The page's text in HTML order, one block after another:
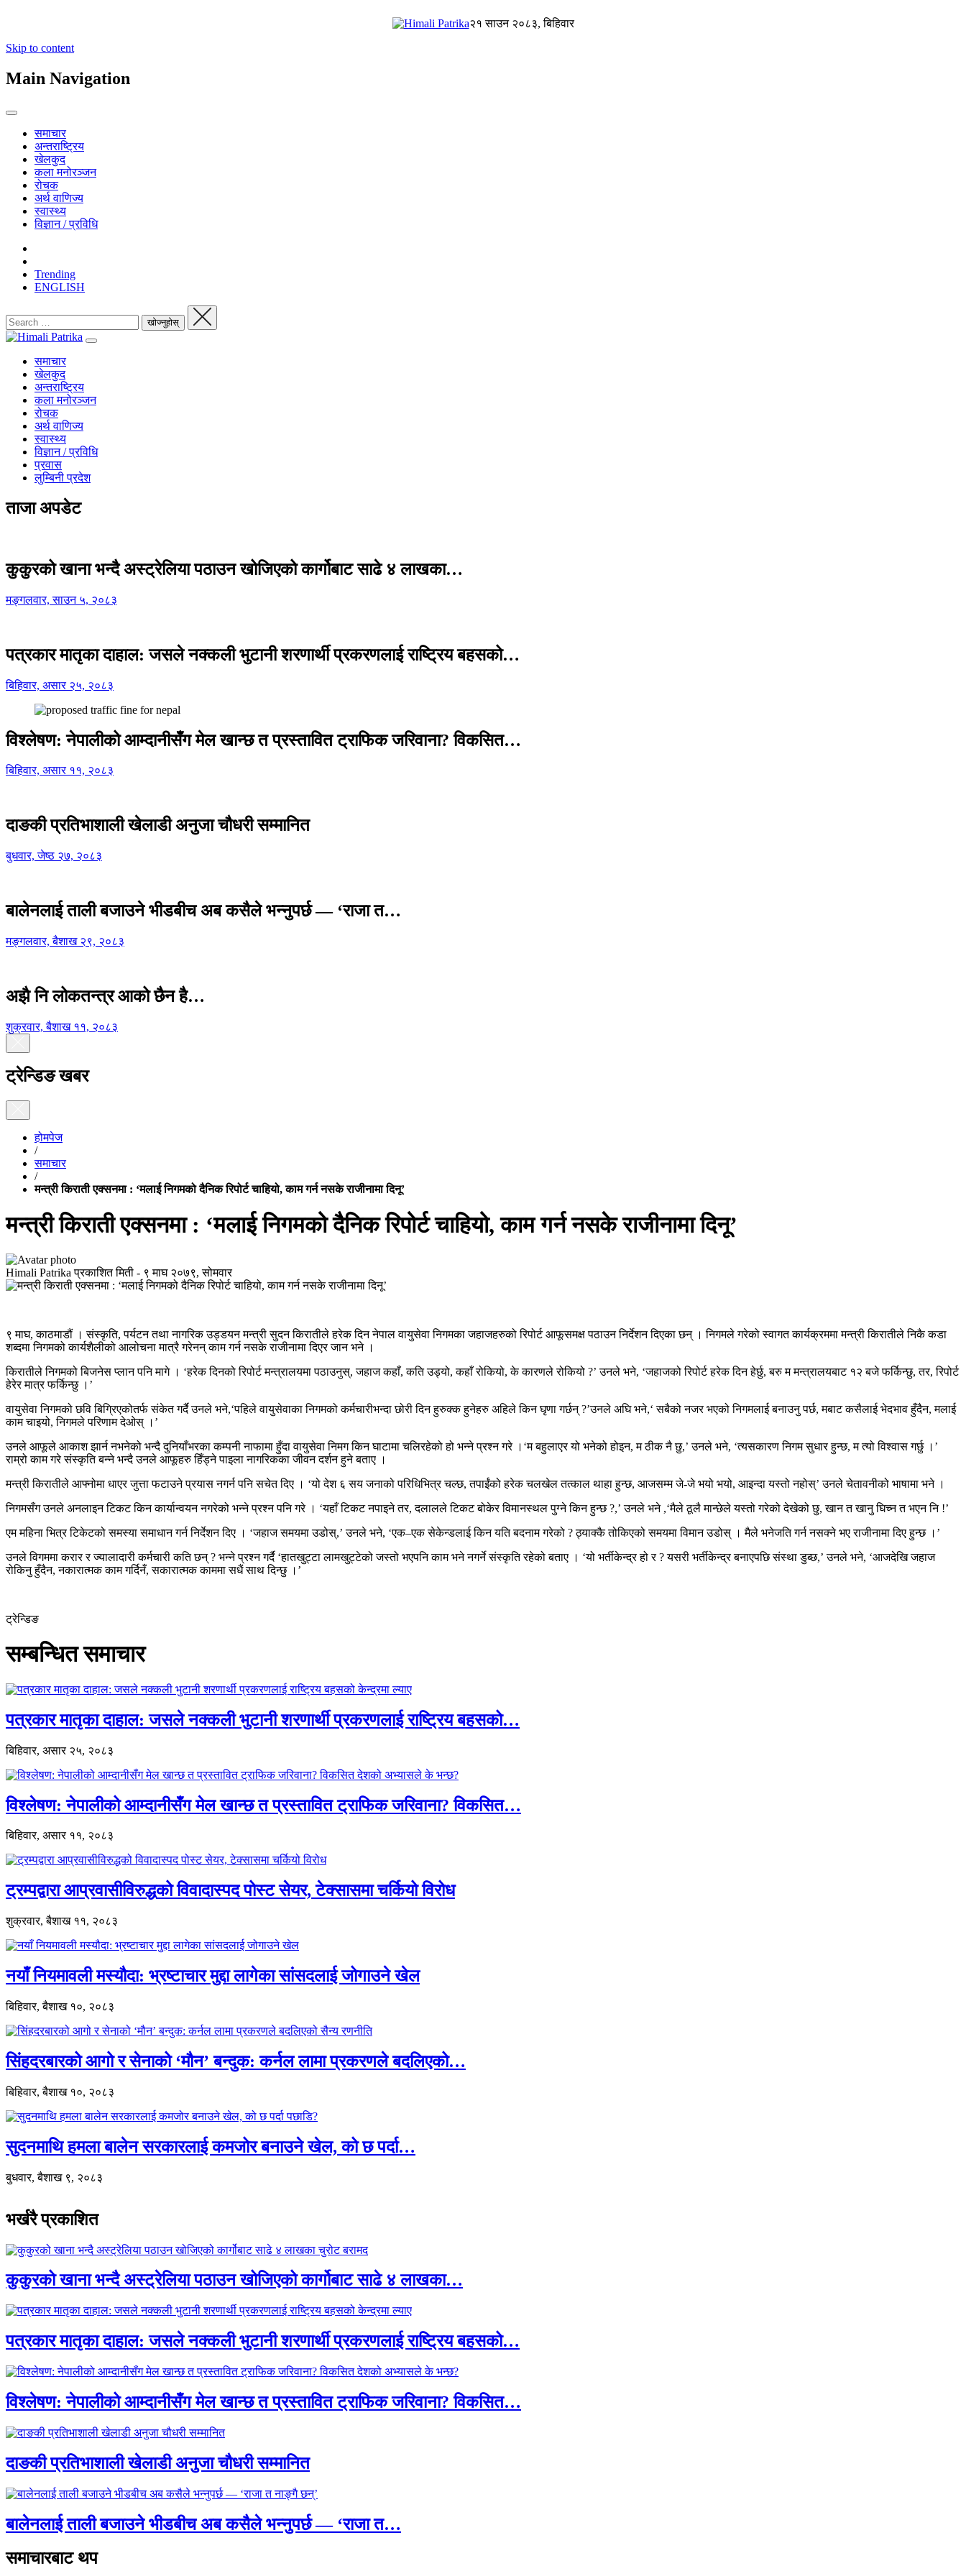
२१ साउन २०८३, बिहिवार
Skip to content
Main Navigation
समाचार
अन्तराष्ट्रिय
खेलकुद
कला मनोरञ्जन
रोचक
अर्थ वाणिज्य
स्वास्थ्य
विज्ञान / प्रविधि
Trending
ENGLISH
समाचार
खेलकुद
अन्तराष्ट्रिय
कला मनोरञ्जन
रोचक
अर्थ वाणिज्य
स्वास्थ्य
विज्ञान / प्रविधि
प्रवास
लुम्बिनी प्रदेश
ताजा अपडेट
कुकुरको खाना भन्दै अस्ट्रेलिया पठाउन खोजिएको कार्गोबाट साढे ४ लाखका…
मङ्गलवार, साउन ५, २०८३
पत्रकार मातृका दाहाल: जसले नक्कली भुटानी शरणार्थी प्रकरणलाई राष्ट्रिय बहसको…
बिहिवार, असार २५, २०८३
विश्लेषण: नेपालीको आम्दानीसँग मेल खान्छ त प्रस्तावित ट्राफिक जरिवाना? विकसित…
बिहिवार, असार ११, २०८३
दाङकी प्रतिभाशाली खेलाडी अनुजा चौधरी सम्मानित
बुधवार, जेष्ठ २७, २०८३
बालेनलाई ताली बजाउने भीडबीच अब कसैले भन्नुपर्छ — ‘राजा त…
मङ्गलवार, बैशाख २९, २०८३
अझै नि लोकतन्त्र आको छैन है…
शुक्रवार, बैशाख ११, २०८३
ट्रेन्डिङ खबर
होमपेज
/
समाचार
/
मन्त्री किराती एक्सनमा : ‘मलाई निगमको दैनिक रिपोर्ट चाहियो, काम गर्न नसके राजीनामा दिनू’
मन्त्री किराती एक्सनमा : ‘मलाई निगमको दैनिक रिपोर्ट चाहियो, काम गर्न नसके राजीनामा दिनू’
Himali Patrika प्रकाशित मिती - ९ माघ २०७९, सोमवार
९ माघ, काठमाडौं । संस्कृति, पर्यटन तथा नागरिक उड्डयन मन्त्री सुदन किरातीले हरेक दिन नेपाल वायुसेवा निगमका जहाजहरुको रिपोर्ट आफूसमक्ष पठाउन निर्देशन दिएका छन् । निगमले गरेको स्वागत कार्यक्रममा मन्त्री किरातीले निकै कडा
शब्दमा निगमको कार्यशैलीको आलोचना मात्रै गरेनन् काम गर्न नसके राजीनामा दिएर जान भने ।
किरातीले निगमको बिजनेस प्लान पनि मागे । ‘हरेक दिनको रिपोर्ट मन्त्रालयमा पठाउनुस्, जहाज कहाँ, कति उड्यो, कहाँ रोकियो, के कारणले रोकियो ?’ उनले भने, ‘जहाजको रिपोर्ट हरेक दिन हेर्छु, बरु म मन्त्रालयबाट १२ बजे फर्किन्छु, तर, रिपोर्ट
हेरेर मात्र फर्किन्छु ।’
वायुसेवा निगमको छवि बिग्रिएकोतर्फ संकेत गर्दै उनले भने,‘पहिले वायुसेवाका निगमको कर्मचारीभन्दा छोरी दिन हुरुक्क हुनेहरु अहिले किन घृणा गर्छन् ?’उनले अघि भने,‘ सबैको नजर भएको निगमलाई बनाउनु पर्छ, मबाट कसैलाई भेदभाव हुँदैन, मलाई
काम चाइयो, निगमले परिणाम देओस् ।’
उनले आफूले आकाश झार्न नभनेको भन्दै दुनियाँभरका कम्पनी नाफामा हुँदा वायुसेवा निमग किन घाटामा चलिरहेको हो भन्ने प्रश्न गरे ।‘म बहुलाएर यो भनेको होइन, म ठीक नै छु,’ उनले भने, ‘त्यसकारण निगम सुधार हुन्छ, म त्यो विश्वास गर्छु ।’
राम्रो काम गरे संस्कृति बन्ने भन्दै उनले आफूहरु हिँड्ने पाइला नागरिकका जीवन दर्शन हुने बताए ।
मन्त्री किरातीले आफ्नोमा धाएर जुत्ता फटाउने प्रयास नगर्न पनि सचेत दिए । ‘यो देश ६ सय जनाको परिधिभित्र चल्छ, तपाईंको हरेक चलखेल तत्काल थाहा हुन्छ, आजसम्म जे-जे भयो भयो, आइन्दा यस्तो नहोस्’ उनले चेतावनीको भाषामा भने ।
निगमसँग उनले अनलाइन टिकट किन कार्यान्वयन नगरेको भन्ने प्रश्न पनि गरे । ‘यहाँ टिकट नपाइने तर, दलालले टिकट बोकेर विमानस्थल पुग्ने किन हुन्छ ?,’ उनले भने ,‘मैले ठूलै मान्छेले यस्तो गरेको देखेको छु, खान त खानु घिच्न त भएन नि !’
एम महिना भित्र टिकेटको समस्या समाधान गर्न निर्देशन दिए । ‘जहाज समयमा उडोस्,’ उनले भने, ‘एक–एक सेकेन्डलाई किन यति बदनाम गरेको ? ठ्याक्कै तोकिएको समयमा विमान उडोस् । मैले भनेजति गर्न नसक्ने भए राजीनामा दिए हुन्छ ।’
उनले विगममा करार र ज्यालादारी कर्मचारी कति छन् ? भन्ने प्रश्न गर्दै ‘हातखुट्टा लामखुट्टेको जस्तो भएपनि काम भने नगर्ने संस्कृति रहेको बताए । ‘यो भर्तीकेन्द्र हो र ? यसरी भर्तीकेन्द्र बनाएपछि संस्था डुब्छ,’ उनले भने, ‘आजदेखि जहाज
रोकिनु हुँदैन, नकारात्मक काम गर्दिनँ, सकारात्मक काममा सधैं साथ दिन्छु ।’
ट्रेन्डिङ
सम्बन्धित समाचार
पत्रकार मातृका दाहाल: जसले नक्कली भुटानी शरणार्थी प्रकरणलाई राष्ट्रिय बहसको…
बिहिवार, असार २५, २०८३
विश्लेषण: नेपालीको आम्दानीसँग मेल खान्छ त प्रस्तावित ट्राफिक जरिवाना? विकसित…
बिहिवार, असार ११, २०८३
ट्रम्पद्वारा आप्रवासीविरुद्धको विवादास्पद पोस्ट सेयर, टेक्सासमा चर्कियो विरोध
शुक्रवार, बैशाख ११, २०८३
नयाँ नियमावली मस्यौदा: भ्रष्टाचार मुद्दा लागेका सांसदलाई जोगाउने खेल
बिहिवार, बैशाख १०, २०८३
सिंहदरबारको आगो र सेनाको ‘मौन’ बन्दुक: कर्नल लामा प्रकरणले बदलिएको…
बिहिवार, बैशाख १०, २०८३
सुदनमाथि हमला बालेन सरकारलाई कमजोर बनाउने खेल, को छ पर्दा…
बुधवार, बैशाख ९, २०८३
भर्खरै प्रकाशित
कुकुरको खाना भन्दै अस्ट्रेलिया पठाउन खोजिएको कार्गोबाट साढे ४ लाखका…
पत्रकार मातृका दाहाल: जसले नक्कली भुटानी शरणार्थी प्रकरणलाई राष्ट्रिय बहसको…
विश्लेषण: नेपालीको आम्दानीसँग मेल खान्छ त प्रस्तावित ट्राफिक जरिवाना? विकसित…
दाङकी प्रतिभाशाली खेलाडी अनुजा चौधरी सम्मानित
बालेनलाई ताली बजाउने भीडबीच अब कसैले भन्नुपर्छ — ‘राजा त…
समाचारबाट थप